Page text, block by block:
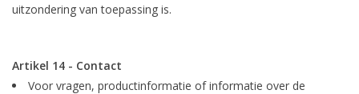
uitzondering van toepassing is.
Artikel 14 - Contact
Voor vragen, productinformatie of informatie over de